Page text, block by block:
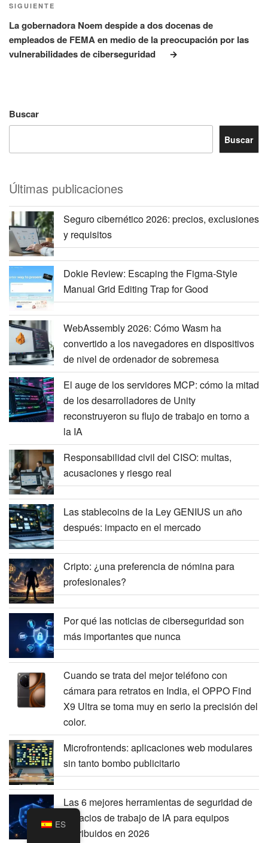
Siguiente
entrada
SIGUIENTE
La gobernadora Noem despide a dos docenas de
empleados de FEMA en medio de la preocupación por las
vulnerabilidades de ciberseguridad
Buscar
Buscar
Últimas publicaciones
Seguro cibernético 2026: precios, exclusiones
y requisitos
Dokie Review: Escaping the Figma-Style
Manual Grid Editing Trap for Good
WebAssembly 2026: Cómo Wasm ha
convertido a los navegadores en dispositivos
de nivel de ordenador de sobremesa
El auge de los servidores MCP: cómo la mitad
de los desarrolladores de Unity
reconstruyeron su flujo de trabajo en torno a
la IA
Responsabilidad civil del CISO: multas,
acusaciones y riesgo real
Las stablecoins de la Ley GENIUS un año
después: impacto en el mercado
Cripto: ¿una preferencia de nómina para
profesionales?
Por qué las noticias de ciberseguridad son
más importantes que nunca
Cuando se trata del mejor teléfono con
cámara para retratos en India, el OPPO Find
X9 Ultra se toma muy en serio la precisión del
color.
Microfrontends: aplicaciones web modulares
sin tanto bombo publicitario
Las 6 mejores herramientas de seguridad de
espacios de trabajo de IA para equipos
distribuidos en 2026
ES